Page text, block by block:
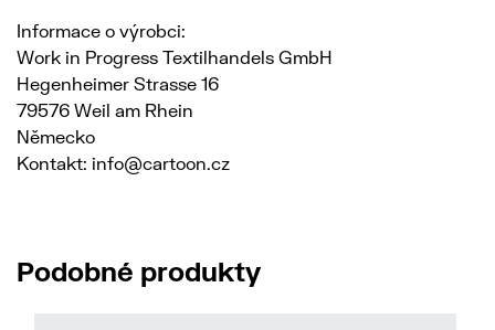
Informace o výrobci:
Work in Progress Textilhandels GmbH
Hegenheimer Strasse 16
79576 Weil am Rhein
Německo
Kontakt: info@cartoon.cz
Podobné produkty